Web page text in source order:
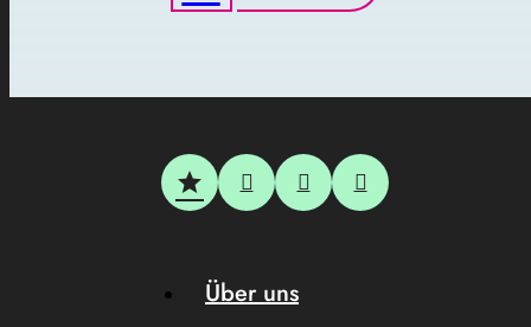
Über uns